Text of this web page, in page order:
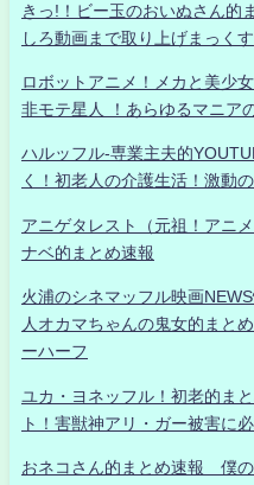
きっ!！ビー玉のおいぬさん
しろ動画まで取り上げまっくす
ロボットアニメ！メカと美少
非モテ星人 ！あらゆるマニア
ハルッフル-専業主夫的
く！初老人の介護生活！激動
アニゲタレスト（元祖！アニ
ナベ的まとめ速報
火浦のシネマッフル映画
人オカマちゃんの鬼女的まと
ーハーフ
ユカ・ヨネッフル！初老的ま
ト！害獣神アリ・ガー被害に
おネコさん的まとめ速報 僕